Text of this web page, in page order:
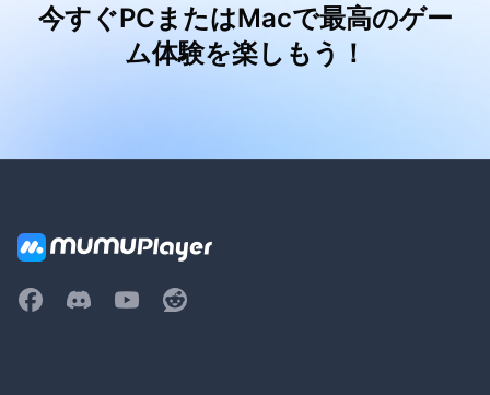
今すぐPCまたはMacで最高のゲー
ム体験を楽しもう！